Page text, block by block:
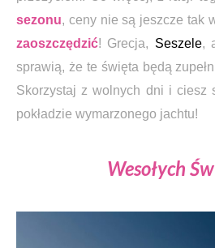
sezonu, ceny nie są jeszcze tak
zaoszczędzić! Grecja, Seszele,
sprawią, że te święta będą
Skorzystaj z wolnych dni i ciesz
pokładzie wymarzonego jachtu!
Wesołych